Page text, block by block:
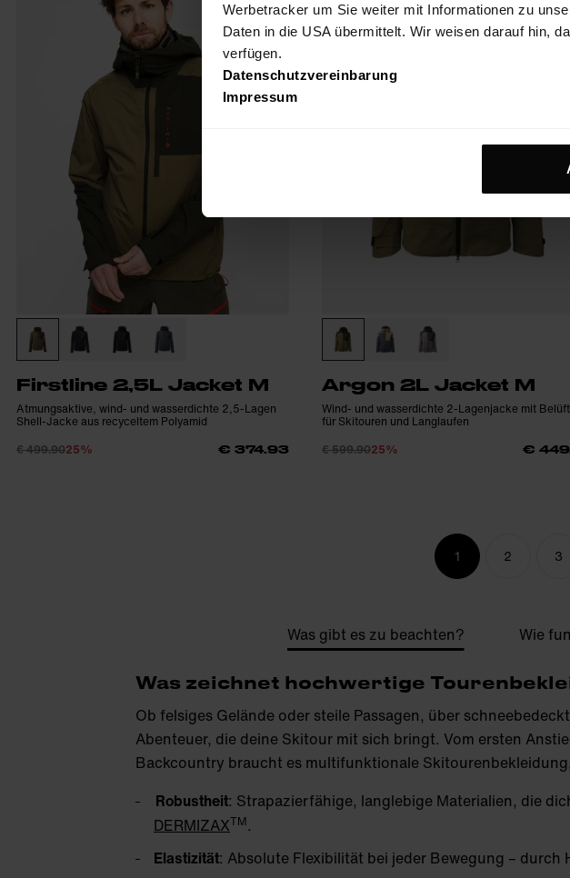
Werbetracker um Sie weiter mit Informationen zu
Daten in die USA übermittelt. Wir weisen darauf hin,
verfügen.
Datenschutzvereinbarung
Impressum
Firstline 2,5L Jacket M
Atmungsaktive, wind- und wasserdichte 2,5-Lagen
Shell-Jacke aus recyceltem Polyamid
€ 499.9025% € 374.93
Argon 2L Jacket M
Wind- und wasserdichte 2-Lagenjacke mit
für Skitouren und Langlaufen
€ 599.9025% €
1 2 3
Was gibt es zu beachten? Wie
Was zeichnet hochwertige
Ob felsiges Gelände oder steile Passagen, über
Abenteuer, die deine Skitour mit sich bringt. Vom ersten
Backcountry braucht es multifunktionale
Robustheit: Strapazierfähige, langlebige Materialien, die
DERMIZAXTM.
Elastizität: Absolute Flexibilität bei jeder Bewegung –